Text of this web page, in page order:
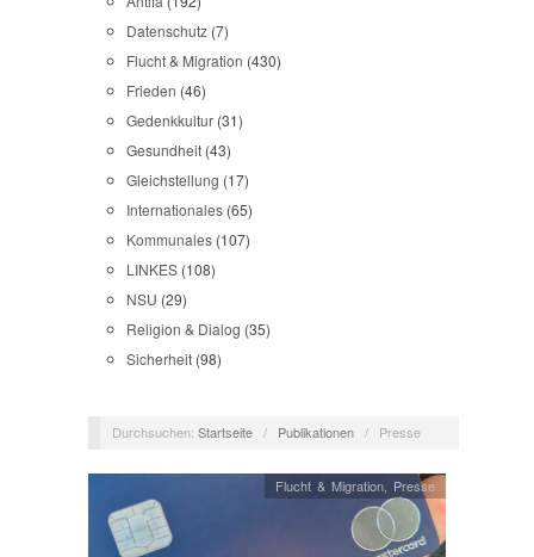
Datenschutz (7)
Flucht & Migration (430)
Frieden (46)
Gedenkkultur (31)
Gesundheit (43)
Gleichstellung (17)
Internationales (65)
Kommunales (107)
LINKES (108)
NSU (29)
Religion & Dialog (35)
Sicherheit (98)
Durchsuchen: Startseite / Publikationen / Presse
Flucht & Migration Presse